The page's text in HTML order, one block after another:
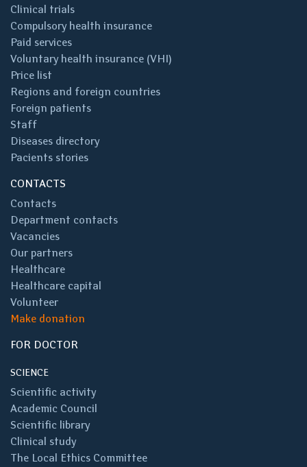
Clinical trials
Compulsory health insurance
Paid services
Voluntary health insurance (VHI)
Price list
Regions and foreign countries
Foreign patients
Staff
Diseases directory
Pacients stories
CONTACTS
Contacts
Department contacts
Vacancies
Our partners
Healthcare
Healthcare capital
Volunteer
Make donation
FOR DOCTOR
SCIENCE
Scientific activity
Academic Council
Scientific library
Clinical study
The Local Ethics Committee